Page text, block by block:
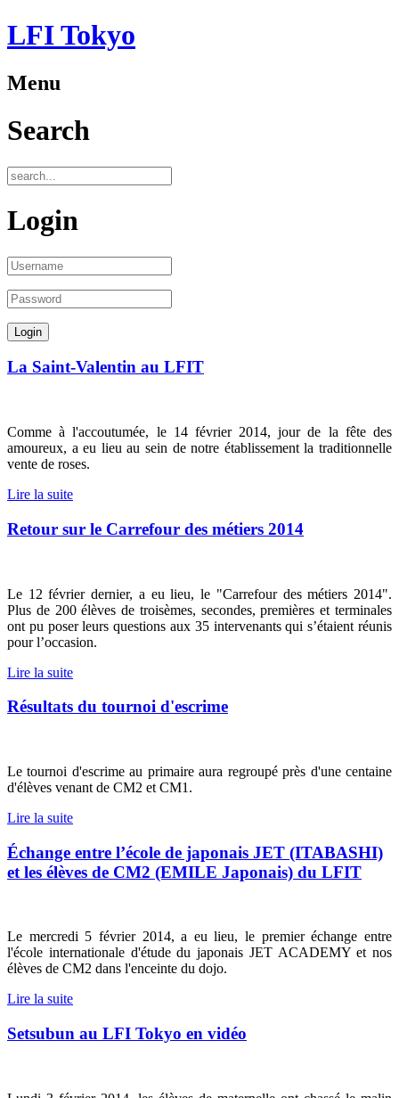
LFI Tokyo
Menu
Search
Login
La Saint-Valentin au LFIT
Comme à l'accoutumée, le 14 février 2014, jour de la fête des
amoureux, a eu lieu au sein de notre établissement la traditionnelle
vente de roses.
Lire la suite
Retour sur le Carrefour des métiers 2014
Le 12 février dernier, a eu lieu, le "Carrefour des métiers 2014".
Plus de 200 élèves de troisèmes, secondes, premières et terminales
ont pu poser leurs questions aux 35 intervenants qui s’étaient réunis
pour l’occasion.
Lire la suite
Résultats du tournoi d'escrime
Le tournoi d'escrime au primaire aura regroupé près d'une centaine
d'élèves venant de CM2 et CM1.
Lire la suite
Échange entre l’école de japonais JET (ITABASHI)
et les élèves de CM2 (EMILE Japonais) du LFIT
Le mercredi 5 février 2014, a eu lieu, le premier échange entre
l'école internationale d'étude du japonais JET ACADEMY et nos
élèves de CM2 dans l'enceinte du dojo.
Lire la suite
Setsubun au LFI Tokyo en vidéo